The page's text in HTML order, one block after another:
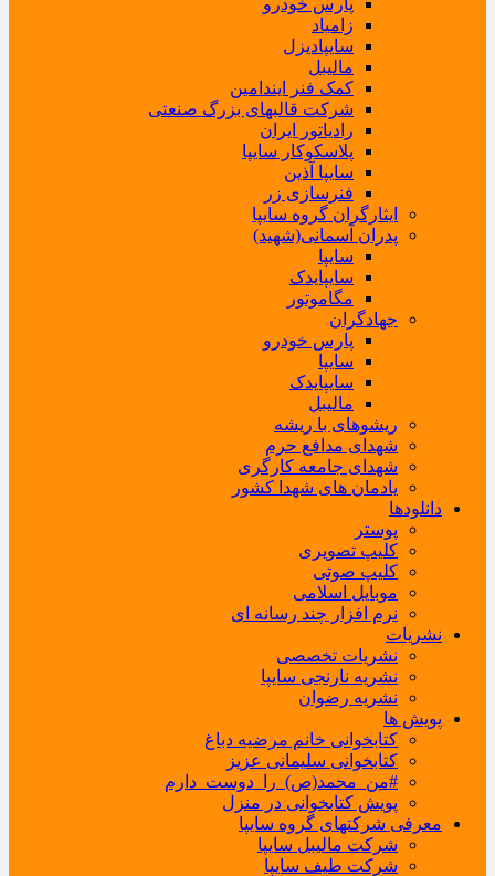
پارس خودرو
زامیاد
سایپادیزل
مالیبل
کمک فنر ایندامین
شرکت قالبهای بزرگ صنعتی
رادیاتور ایران
پلاسکوکار سایپا
سایپا آذین
فنرسازی زر
ایثارگران گروه سایپا
پدران آسمانی(شهید)
سایپا
سایپایدک
مگاموتور
جهادگران
پارس خودرو
سایپا
سایپایدک
مالیبل
ریشوهای با ریشه
شهدای مدافع حرم
شهدای جامعه کارگری
یادمان های شهدا کشور
دانلودها
پوستر
کلیپ تصویری
کلیپ صوتی
موبایل اسلامی
نرم افزار چند رسانه ای
نشریات
نشریات تخصصی
نشریه نارنجی سایپا
نشریه رضوان
پویش ها
کتابخوانی خانم مرضیه دباغ
کتابخوانی سلیمانی عزیز
#من_محمد(ص)_را_دوست_دارم
پویش کتابخوانی در منزل
معرفی شرکتهای گروه سایپا
شرکت مالیبل سایپا
شرکت طیف سایپا